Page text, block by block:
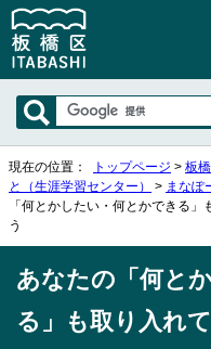
現在の位置： トップページ > 板
と（生涯学習センター）
> まなぽ
「何とかしたい・何とかできる
う
あなたの「何と
る」も取り入れ